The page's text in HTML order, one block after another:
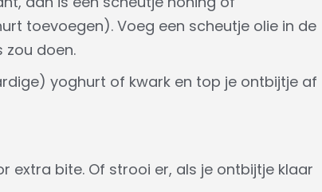
toevoegen). Voeg een scheutje olie in de
zou doen.
yoghurt of kwark en top je ontbijtje af
extra bite. Of strooi er, als je ontbijtje klaar